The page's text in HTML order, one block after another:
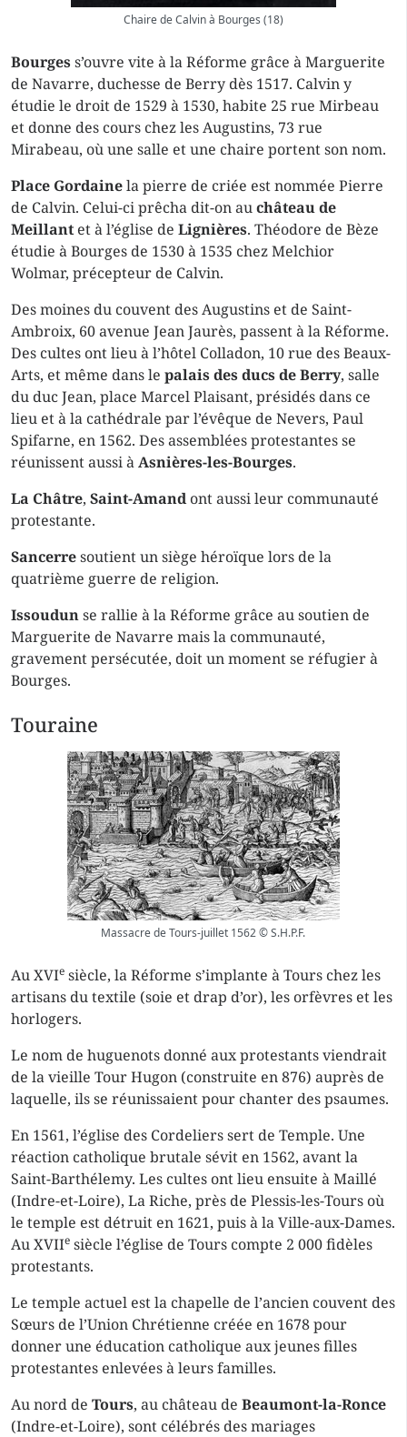
Chaire de Calvin à Bourges (18)
Bourgess’ouvre vite à la Réforme grâce à Marguerite
de Navarre, duchesse de Berry dès 1517. Calvin y
étudie le droit de 1529 à 1530, habite 25 rue Mirbeau
et donne des cours chez les Augustins, 73 rue
Mirabeau, où une salle et une chaire portent son nom.
Place Gordainela pierre de criée est nommée Pierre
de Calvin. Celui-ci prêcha dit-on auchâteau de
Meillantet à l’église de Lignières. Théodore de Bèze
étudie à Bourges de 1530 à 1535 chez Melchior
Wolmar, précepteur de Calvin.
Des moines du couvent des Augustins et de Saint-
Ambroix, 60 avenue Jean Jaurès, passent à la Réforme.
Des cultes ont lieu à l’hôtel Colladon, 10 rue des Beaux-
Arts, et même dans le palais des ducs de Berry, salle
du duc Jean, place Marcel Plaisant, présidés dans ce
lieu et à la cathédrale par l’évêque de Nevers, Paul
Spifarne, en 1562. Des assemblées protestantes se
réunissent aussi àAsnières-les-Bourges.
La Châtre, Saint-Amand ont aussi leur communauté
protestante.
Sancerresoutient un siège héroïque lors de la
quatrième guerre de religion.
Issoudunse rallie à la Réforme grâce au soutien de
Marguerite de Navarre mais la communauté,
gravement persécutée, doit un moment se réfugier à
Bourges.
Touraine
Massacre de Tours-juillet 1562 © S.H.P.F.
Au XVIe siècle, la Réforme s’implante à Tours chez les
artisans du textile (soie et drap d’or), les orfèvres et les
horlogers.
Le nom de huguenots donné aux protestants viendrait
de la vieille Tour Hugon (construite en 876) auprès de
laquelle, ils se réunissaient pour chanter des psaumes.
En 1561, l’église des Cordeliers sert de Temple. Une
réaction catholique brutale sévit en 1562, avant la
Saint-Barthélemy. Les cultes ont lieu ensuite à Maillé
(Indre-et-Loire), La Riche, près de Plessis-les-Tours où
le temple est détruit en 1621, puis à la Ville-aux-Dames.
Au XVIIe siècle l’église de Tours compte 2 000 fidèles
protestants.
Le temple actuel est la chapelle de l’ancien couvent des
Sœurs de l’Union Chrétienne créée en 1678 pour
donner une éducation catholique aux jeunes filles
protestantes enlevées à leurs familles.
Au nord de Tours, au château de Beaumont-la-Ronce
(Indre-et-Loire), sont célébrés des mariages